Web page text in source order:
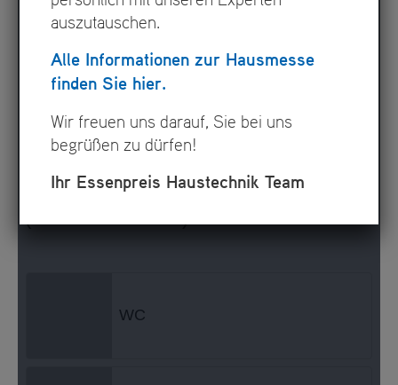
auszutauschen.
Alle Informationen zur Hausmesse
finden Sie hier.
Wir freuen uns darauf, Sie bei uns
begrüßen zu dürfen!
Ihr Essenpreis Haustechnik Team